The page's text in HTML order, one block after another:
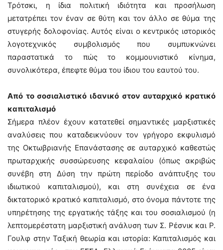
Τρότσκι, η ίδια πολιτική ιδιότητα και προσήλωση
μετατρέπει τον έναν σε θύτη και τον άλλο σε θύμα της
στυγερής δολοφονίας. Αυτός είναι ο κεντρικός ιστορικός
λογοτεχνικός συμβολισμός που συμπυκνώνει
παραστατικά το πώς το κομμουνιστικό κίνημα,
συνολικότερα, έπεφτε θύμα του ίδιου του εαυτού του.
Από το σοσιαλιστικό ιδανικό στον αυταρχικό κρατικό
καπιταλισμό
Σήμερα πλέον έχουν κατατεθεί σημαντικές μαρξιστικές
αναλύσεις που καταδεικνύουν τον γρήγορο εκφυλισμό
της Οκτωβριανής Επανάστασης σε αυταρχικό καθεστώς
πρωταρχικής συσσώρευσης κεφαλαίου (όπως ακριβώς
συνέβη στη Δύση την πρώτη περίοδο ανάπτυξης του
ιδιωτικού καπιταλισμού), και στη συνέχεια σε ένα
δικτατορικό κρατικό καπιταλισμό, στο όνομα πάντοτε της
υπηρέτησης της εργατικής τάξης και του σοσιαλισμού (η
λεπτομερέστατη μαρξιστική ανάλυση των Σ. Ρέσνικ και Ρ.
Γουλφ στην Ταξική θεωρία και ιστορία: Καπιταλισμός και